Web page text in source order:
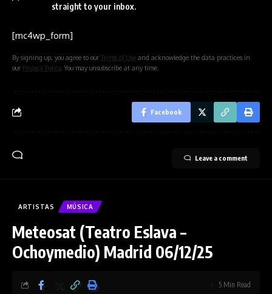
straight to your inbox.
[mc4wp_form]
By signing up, you agree to our Terms of Use and acknowledge the data practices in
our Privacy Policy. You may unsubscribe at any time.
Facebook
Leave a comment
ARTISTAS MÚSICA
Meteosat (Teatro Eslava –
Ochoymedio) Madrid 06/12/25
5 Min Read